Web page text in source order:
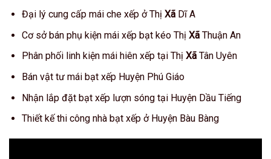
Đại lý cung cấp mái che xếp ở Thị XãDĩ A
Cơ sở bán phụ kiện mái xếp bạt kéo Thị XãThuận An
Phân phối linh kiện mái hiên xếp tại Thị XãTân Uyên
Bán vật tư mái bạt xếp Huyện Phú Giáo
Nhận lắp đặt bạt xếp lượn sóng tại Huyện Dầu Tiếng
Thiết kế thi công nhà bạt xếp ở Huyện Bàu Bàng